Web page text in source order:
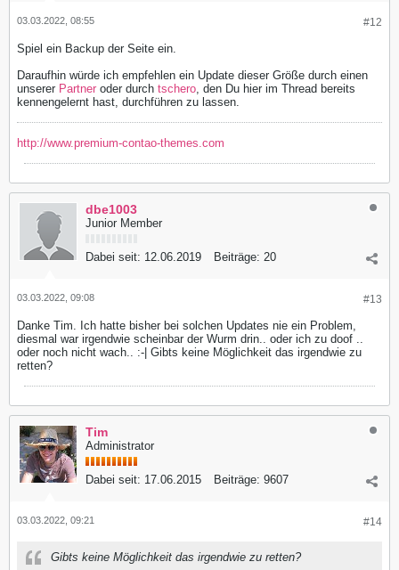
#12
03.03.2022, 08:55
Spiel ein Backup der Seite ein.
Daraufhin würde ich empfehlen ein Update dieser Größe durch einen
unserer Partner oder durch tschero , den Du hier im Thread bereits
kennengelernt hast, durchführen zu lassen.
http://www.premium-contao-themes.com
dbe1003
Junior Member
Dabei seit: 12.06.2019 Beiträge: 20
#13
03.03.2022, 09:08
Danke Tim. Ich hatte bisher bei solchen Updates nie ein Problem,
diesmal war irgendwie scheinbar der Wurm drin.. oder ich zu doof ..
oder noch nicht wach.. :-| Gibts keine Möglichkeit das irgendwie zu
retten?
Tim
Administrator
Dabei seit: 17.06.2015 Beiträge: 9607
#14
03.03.2022, 09:21
Gibts keine Möglichkeit das irgendwie zu retten?